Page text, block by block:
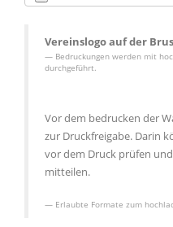
Vereinslogo auf der
Bedruckungen werden mit
durchgeführt.
Vor dem bedrucken der
zur Druckfreigabe. Darin
vor dem Druck prüfen
mitteilen.
Erlaubte Formate zum